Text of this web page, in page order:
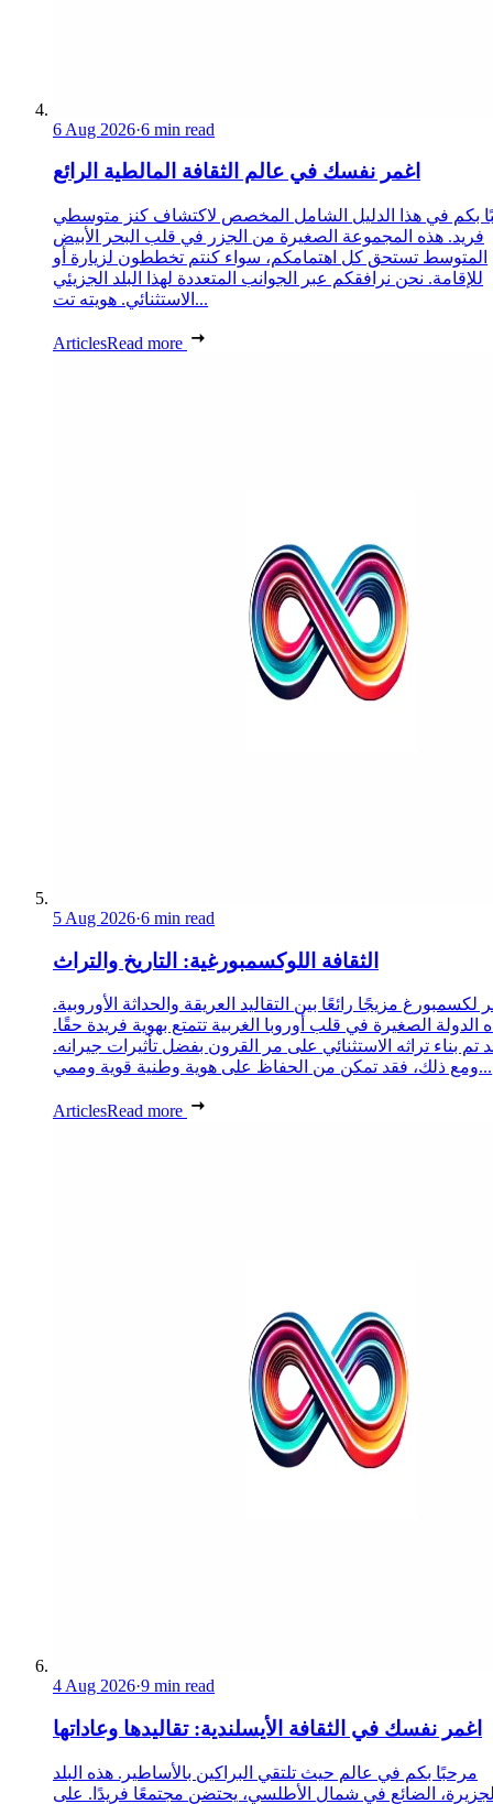
6 Aug 2026·6 min read
اغمر نفسك في عالم الثقافة المالطية الرائع
بكم في هذا الدليل الشامل المخصص لاكتشاف كنز متوسطي
فريد. هذه المجموعة الصغيرة من الجزر في قلب البحر الأبيض
المتوسط تستحق كل اهتمامكم، سواء كنتم تخططون لزيارة أو
للإقامة. نحن نرافقكم عبر الجوانب المتعددة لهذا البلد الجزيئي
الاستثنائي. هويته تت...
ArticlesRead more
5 Aug 2026·6 min read
الثقافة اللوكسمبورغية: التاريخ والتراث
لكسمبورغ مزيجًا رائعًا بين التقاليد العريقة والحداثة الأوروبية.
الدولة الصغيرة في قلب أوروبا الغربية تتمتع بهوية فريدة حقًا.
تم بناء تراثه الاستثنائي على مر القرون بفضل تأثيرات جيرانه.
ومع ذلك، فقد تمكن من الحفاظ على هوية وطنية قوية وممي...
ArticlesRead more
4 Aug 2026·9 min read
اغمر نفسك في الثقافة الأيسلندية: تقاليدها وعاداتها
مرحبًا بكم في عالم حيث تلتقي البراكين بالأساطير. هذه البلد
الضائع في شمال الأطلسي، يحتضن مجتمعًا فريدًا. على